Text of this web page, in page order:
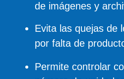
de imágenes y
Evita las quejas de
por falta de
Permite controlar